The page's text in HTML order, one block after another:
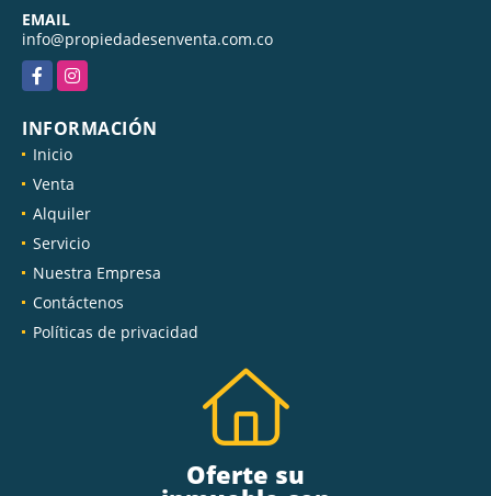
EMAIL
info@propiedadesenventa.com.co
FacebookInstagram
INFORMACIÓN
Inicio
Venta
Alquiler
Servicio
Nuestra Empresa
Contáctenos
Políticas de privacidad
Oferte su